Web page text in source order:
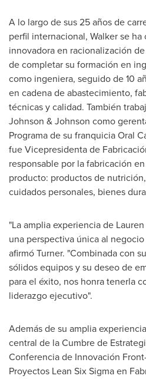
A lo largo de sus 25 años de
perfil internacional, Walker se
innovadora en racionalización
de completar su formación en
como ingeniera, seguido de 10
en cadena de abastecimiento,
técnicas y calidad. También
Johnson & Johnson como
Programa de su franquicia Oral
fue Vicepresidenta de
responsable por la fabricación
producto: productos de
cuidados personales, bienes
"La amplia experiencia de
una perspectiva única al
afirmó Turner. "Combinada con
sólidos equipos y su deseo de
para el éxito, nos honra tenerla
liderazgo ejecutivo".
Además de su amplia
central de la Cumbre de
Conferencia de Innovación
Proyectos Lean Six Sigma en